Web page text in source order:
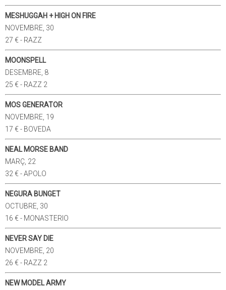
MESHUGGAH + HIGH ON FIRE
NOVEMBRE, 30
27 € - RAZZ
MOONSPELL
DESEMBRE, 8
25 € - RAZZ 2
MOS GENERATOR
NOVEMBRE, 19
17 € - BOVEDA
NEAL MORSE BAND
MARÇ, 22
32 € - APOLO
NEGURA BUNGET
OCTUBRE, 30
16 € - MONASTERIO
NEVER SAY DIE
NOVEMBRE, 20
26 € - RAZZ 2
NEW MODEL ARMY